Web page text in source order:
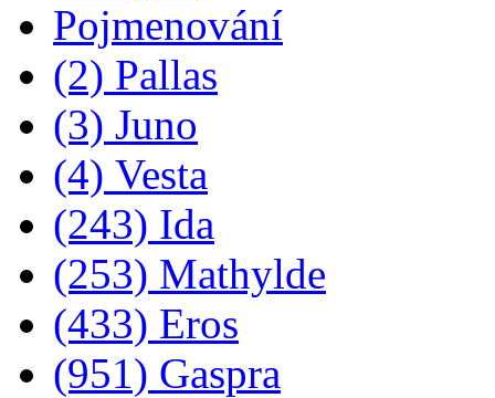
Pojmenování
(2) Pallas
(3) Juno
(4) Vesta
(243) Ida
(253) Mathylde
(433) Eros
(951) Gaspra